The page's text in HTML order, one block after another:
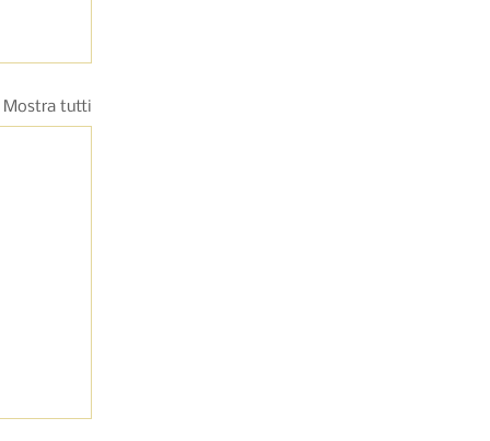
Mostra tutti